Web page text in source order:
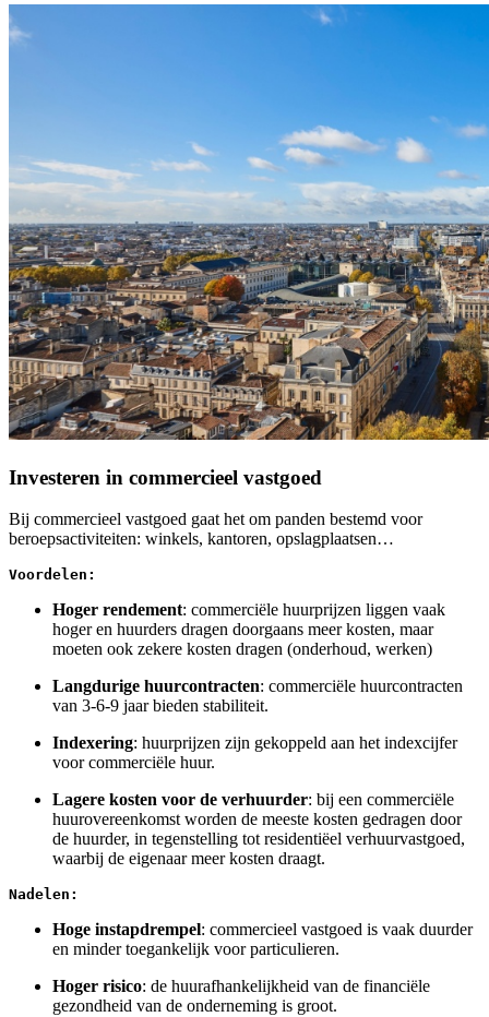
Investeren in commercieel vastgoed
Bij commercieel vastgoed gaat het om panden bestemd voor
beroepsactiviteiten: winkels, kantoren, opslagplaatsen…
Voordelen:
Hoger rendement: commerciële huurprijzen liggen vaak
hoger en huurders dragen doorgaans meer kosten, maar
moeten ook zekere kosten dragen (onderhoud, werken)
Langdurige huurcontracten: commerciële huurcontracten
van 3-6-9 jaar bieden stabiliteit.
Indexering: huurprijzen zijn gekoppeld aan het indexcijfer
voor commerciële huur.
Lagere kosten voor de verhuurder: bij een commerciële
huurovereenkomst worden de meeste kosten gedragen door
de huurder, in tegenstelling tot residentiëel verhuurvastgoed,
waarbij de eigenaar meer kosten draagt.
Nadelen:
Hoge instapdrempel: commercieel vastgoed is vaak duurder
en minder toegankelijk voor particulieren.
Hoger risico: de huurafhankelijkheid van de financiële
gezondheid van de onderneming is groot.